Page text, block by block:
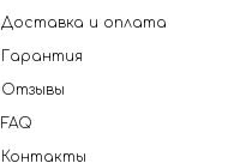
Доставка и оплата
Гарантия
Отзывы
FAQ
Контакты